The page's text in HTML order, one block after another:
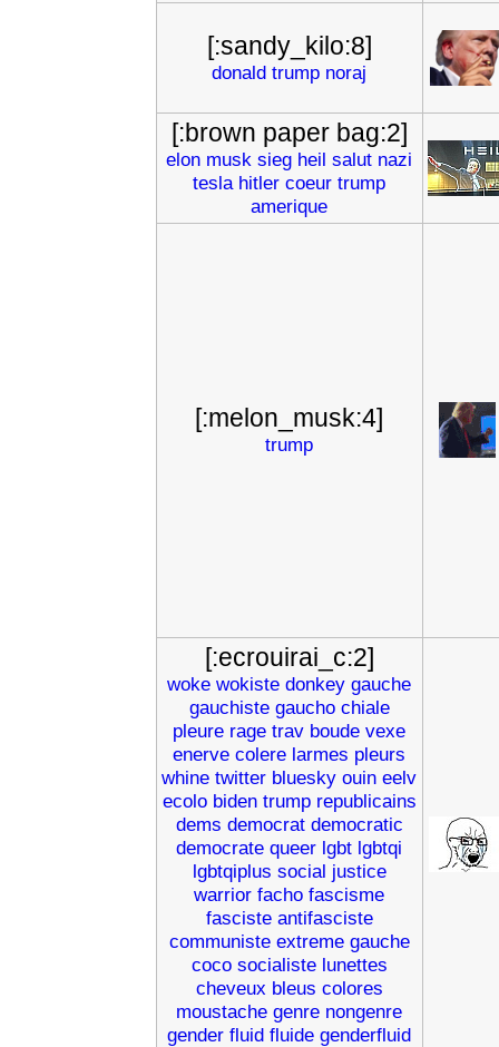
[:sandy_kilo:8]
donald trump noraj
[:brown paper bag:2]
elon musk sieg heil salut nazi
tesla hitler coeur trump
amerique
[:melon_musk:4]
trump
[:ecrouirai_c:2]
woke wokiste donkey gauche
gauchiste gaucho chiale
pleure rage trav boude vexe
enerve colere larmes pleurs
whine twitter bluesky ouin eelv
ecolo biden trump republicains
dems democrat democratic
democrate queer lgbt lgbtqi
lgbtqiplus social justice
warrior facho fascisme
fasciste antifasciste
communiste extreme gauche
coco socialiste lunettes
cheveux bleus colores
moustache genre nongenre
gender fluid fluide genderfluid